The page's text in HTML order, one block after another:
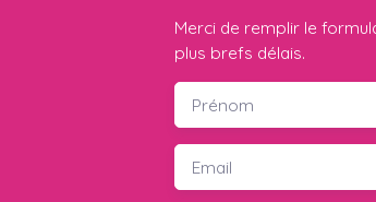
Merci de remplir le
plus brefs délais.
Prénom
Email